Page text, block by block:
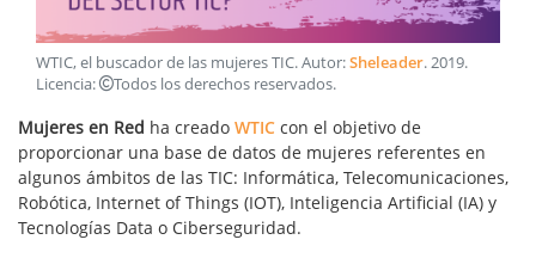
WTIC, el buscador de las mujeres TIC. Autor:Sheleader.2019.
Licencia:
Todos los derechos reservados.
Mujeres en Red ha creado WTIC con el objetivo de
proporcionar una base de datos de mujeres referentes en
algunos ámbitos de las TIC: Informática, Telecomunicaciones,
Robótica, Internet of Things (IOT), Inteligencia Artificial (IA) y
Tecnologías Data o Ciberseguridad.